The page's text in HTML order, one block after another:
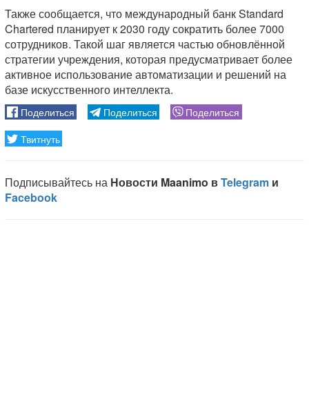
Также сообщается, что международный банк Standard
Chartered планирует к 2030 году сократить более 7000
сотрудников. Такой шаг является частью обновлённой
стратегии учреждения, которая предусматривает более
активное использование автоматизации и решений на
базе искусственного интеллекта.